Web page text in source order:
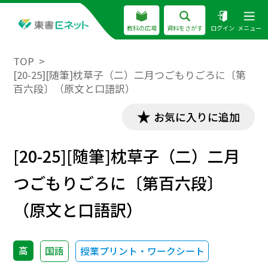
教科の広場 資料をさがす ログイン メニュー
TOP
[20-25][随筆]枕草子（二）二月つごもりごろに〔第
百六段〕（原文と口語訳）
お気に入りに追加
[20-25][随筆]枕草子（二）二月
つごもりごろに〔第百六段〕
（原文と口語訳）
高 国語 授業プリント・ワークシート